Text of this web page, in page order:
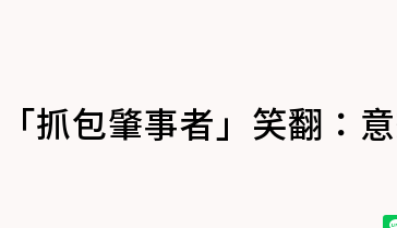
抓包肇事者」笑翻：